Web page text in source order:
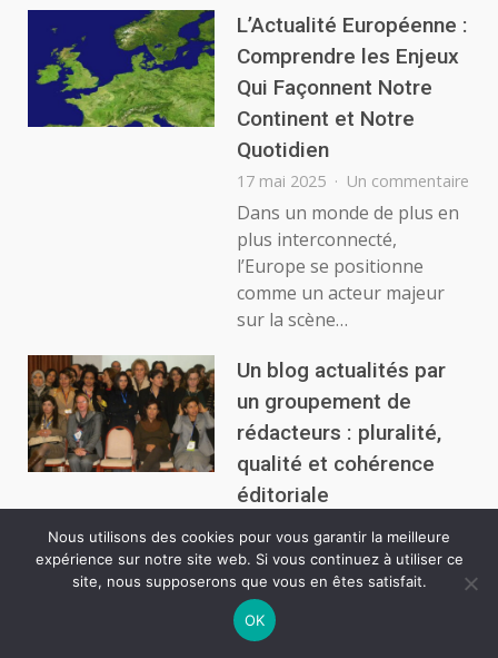
L’Actualité Européenne :
Comprendre les Enjeux
Qui Façonnent Notre
Continent et Notre
Quotidien
17 mai 2025 Un commentaire
Dans un monde de plus en
plus interconnecté,
l’Europe se positionne
comme un acteur majeur
sur la scène…
Un blog actualités par
un groupement de
rédacteurs : pluralité,
qualité et cohérence
éditoriale
Aucun
commentairesur
Un
À l’heure où le contenu
numérique se consomme à
la vitesse d’un clic, se
Nous utilisons des cookies pour vous garantir la meilleure
expérience sur notre site web. Si vous continuez à utiliser ce
site, nous supposerons que vous en êtes satisfait.
OK